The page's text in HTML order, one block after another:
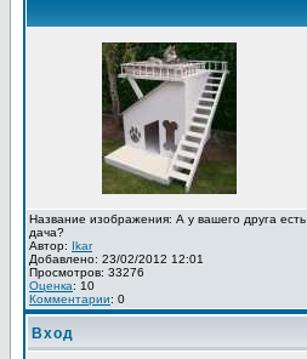
Название изображения: А у вашего друга есть
дача?
Автор: Ikar
Добавлено: 23/02/2012 12:01
Просмотров: 33276
Оценка: 10
Комментарии: 0
Вход